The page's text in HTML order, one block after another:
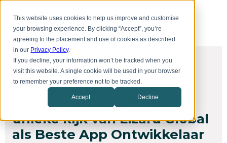
This website uses cookies to help us improve and customise
your browsing experience. By clicking “Accept”, you’re
agreeing to the placement and use of cookies as described
in our Privacy Policy.
If you decline, your information won’t be tracked when you
visit this website. A single cookie will be used in your browser
to remember your preference not to be tracked.
Accept Decline
naar
hoofdinhoud
HET WERK
“Ons DNA is om de status
quo uit te dagen!” – De
unieke kijk van Lizard Global
als Beste App Ontwikkelaar